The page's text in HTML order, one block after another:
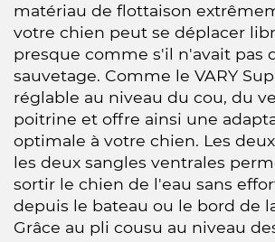
matériau de flottaison
votre chien peut se déplacer
presque comme s'il n'avait pas
sauvetage. Comme le VARY
réglable au niveau du cou, du
poitrine et offre ainsi une
optimale à votre chien. Les
les deux sangles ventrales
sortir le chien de l'eau sans
depuis le bateau ou le bord de
Grâce au pli cousu au niveau